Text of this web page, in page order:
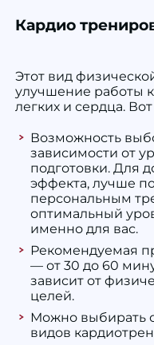
Кардио
Этот вид
улучшение работы
легких и сердца.
Возможность
зависимости от
подготовки. Для
эффекта, лучше
персональным
оптимальный
именно для вас.
Рекомендуемая
— от 30 до 60
зависит от
целей.
Можно выбирать
видов